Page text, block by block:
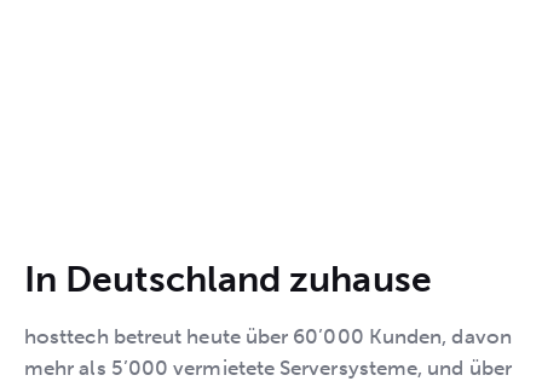
In Deutschland zuhause
hosttech betreut heute über 60’000 Kunden, davon
mehr als 5’000 vermietete Serversysteme, und über